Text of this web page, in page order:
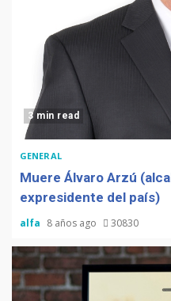
3 min read
GENERAL
Muere Álvaro Arzú
expresidente del país)
alfa 8 años ago 30830